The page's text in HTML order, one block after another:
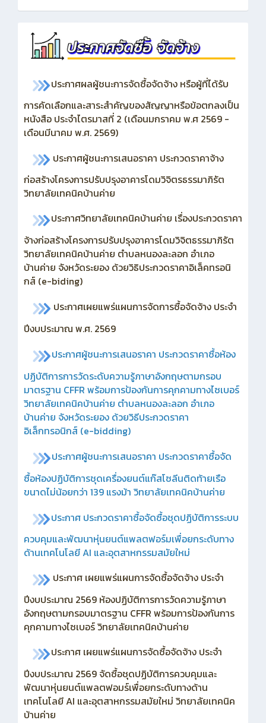
ประกาศผลผู้ชนะการจัดซื้อจัดจ้าง หรือผู้ที่ได้รับ
การคัดเลือกและสาระสำคัญของสัญญาหรือข้อตกลงเป็น
หนังสือ ประจำไตรมาสที่ 2 (เดือนมกราคม พ.ศ 2569 -
เดือนมีนาคม พ.ศ. 2569)
ประกาศผู้ชนะการเสนอราคา ประกวดราคาจ้าง
ก่อสร้างโครงการปรับปรุงอาคารโดมวิจิตรธรรมาภิรัต
วิทยาลัยเทคนิคบ้านค่าย
ประกาศวิทยาลัยเทคนิคบ้านค่าย เรื่องประกวดราคา
จ้างก่อสร้างโครงการปรับปรุงอาคารโดมวิจิตธรรมาภิรัต
วิทยาลัยเทคนิคบ้านค่าย ตำบลหนองละลอก อำเภอ
บ้านค่าย จังหวัดระยอง ด้วยวิธิประกวดราคาอิเล็คทรอนิ
กส์ (e-biding)
ประกาศเผยแพร่แผนการจัดการซื้อจัดจ้าง ประจำ
ปีงบประมาณ พ.ศ. 2569
ประกาศผู้ชนะการเสนอราคา ประกวดราคาซื้อห้อง
ปฏิบัติการการวัดระดับความรู้ภาษาอังกฤษตามกรอบ
มาตรฐาน CFFR พร้อมการป้องกันการคุกคามทางไซเบอร์
วิทยาลัยเทคนิคบ้านค่าย ตำบลหนองละลอก อำเภอ
บ้านค่าย จังหวัดระยอง ด้วยวิธีประกวดราคา
อิเล็กทรอนิกส์ (e-bidding)
ประกาศผู้ชนะการเสนอราคา ประกวดราคาซื้อจัด
ซื้อห้องปฏิบัติการชุดเครื่องยนต์แก๊สโซลีนติดท้ายเรือ
ขนาดไม่น้อยกว่า 139 แรงม้า วิทยาลัยเทคนิคบ้านค่าย
ประกาศ ประกวดราคาซื้อจัดซื้อชุดปฏิบัติการระบบ
ควบคุมและพัฒนาหุ่นยนต์แพลตฟอร์มเพื่อยกระดับทาง
ด้านเทคโนโลยี AI และอุตสาหกรรมสมัยใหม่
ประกาศ เผยแพร่แผนการจัดซื้อจัดจ้าง ประจำ
ปีงบประมาณ 2569 ห้องปฏิบัติการการวัดความรู้ภาษา
อังกฤษตามกรอบมาตรฐาน CFFR พร้อมการป้องกันการ
คุกคามทางไซเบอร์ วิทยาลัยเทคนิคบ้านค่าย
ประกาศ เผยแพร่แผนการจัดซื้อจัดจ้าง ประจำ
ปีงบประมาณ 2569จัดซื้อชุดปฏิบัติการควบคุมและ
พัฒนาหุ่นยนต์แพลตฟอมร์เพื่อยกระดับทางด้าน
เทคโนโลยี AI และอุตสาหกรรมสมัยใหม่ วิทยาลัยเทคนิค
บ้านค่าย